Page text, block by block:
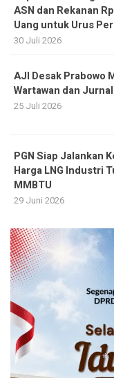
ASN dan Rekanan
Uang untuk Urus
30 Juli 2026
AJI Desak Prabowo
Wartawan dan
25 Juli 2026
PGN Siap Jalankan
Harga LNG Industri
MMBTU
29 Juni 2026